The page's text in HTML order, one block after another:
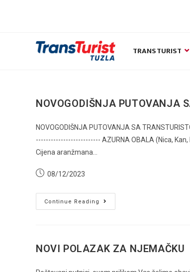
TRANSTURIST
NOVOGODIŠNJA PUTOVANJA
NOVOGODIŠNJA PUTOVANJA SA
-------------------------- AZURNA OBALA (Nica,
Cijena aranžmana…
Post08/12/2023
Continue Reading
NOVOGODIŠNJA
PUTOVANJA
NOVI POLAZAK ZA NJEMAČKU